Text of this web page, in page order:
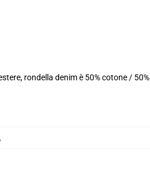
rondella denim è 50% cotone / 50%
,